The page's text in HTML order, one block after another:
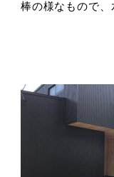
棒の様なもので、